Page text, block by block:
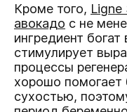
Кроме того, Ligne
авокадо с не
ингредиент
стимулирует
процессы
хорошо помогает
сухостью,